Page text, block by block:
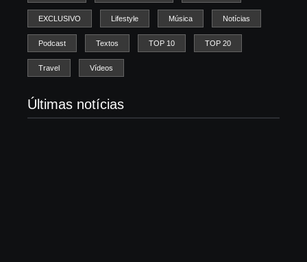
EXCLUSIVO Lifestyle Música Notícias
Podcast Textos TOP 10 TOP 20
Travel Vídeos
Últimas notícias